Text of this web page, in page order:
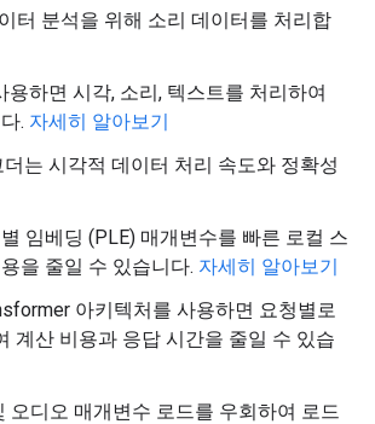
터 분석을 위해 소리 데이터를 처리합
용하면 시각, 소리, 텍스트를 처리하여
. 자세히 알아보기
는 시각적 데이터 처리 속도와 정확성
임베딩 (PLE) 매개변수를 빠른 로컬 스
을 줄일 수 있습니다. 자세히 알아보기
아키텍처를 사용하면 요청별로
계산 비용과 응답 시간을 줄일 수 있습
오디오 매개변수 로드를 우회하여 로드